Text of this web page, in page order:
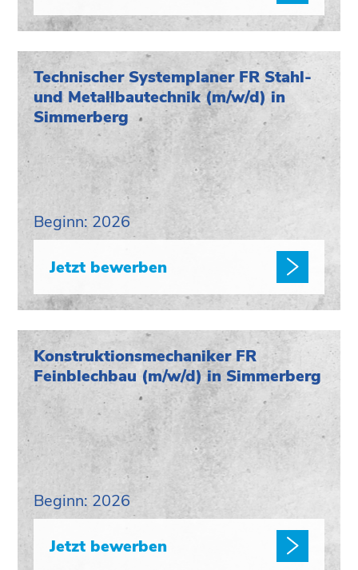
Technischer Systemplaner FR Stahl-
und Metallbautechnik (m/w/d) in
Simmerberg
Beginn: 2026
Jetzt bewerben
Konstruktionsmechaniker FR
Feinblechbau (m/w/d) in Simmerberg
Beginn: 2026
Jetzt bewerben